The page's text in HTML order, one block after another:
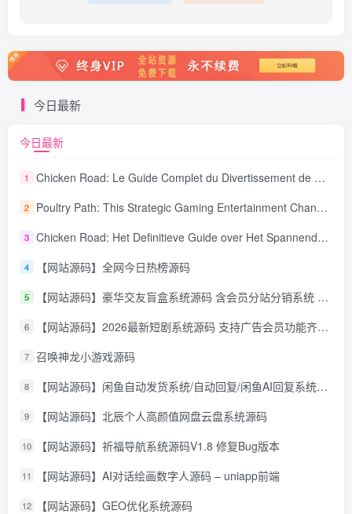
今日最新
今日最新
1 Chicken Road: Le Guide Complet du Divertissement de Maison de Jeu Stratégique
2 Poultry Path: This Strategic Gaming Entertainment Changing Sequence Forecasting
3 Chicken Road: Het Definitieve Guide over Het Spannende Gokspel
4 【网站源码】全网今日热榜源码
5 【网站源码】豪华交友盲盒系统源码 含会员分站分销系统 可易支付
6 【网站源码】2026最新短剧系统源码 支持广告会员功能齐全短剧源码
7 召唤神龙小游戏源码
8 【网站源码】闲鱼自动发货系统/自动回复/闲鱼AI回复系统源码
9 【网站源码】北辰个人高颜值网盘云盘系统源码
10 【网站源码】祈福导航系统源码V1.8 修复Bug版本
11 【网站源码】AI对话绘画数字人源码 – uniapp前端
12 【网站源码】GEO优化系统源码